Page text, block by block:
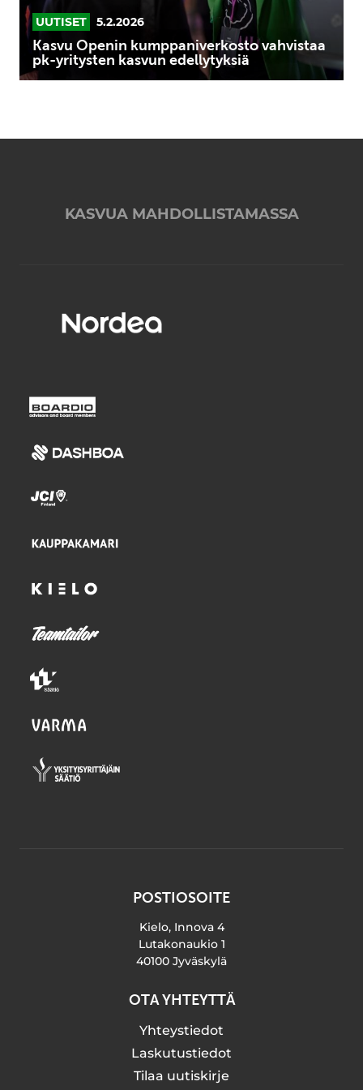
UUTISET 5.2.2026
Kasvu Openin kumppaniverkosto vahvistaa
pk-yritysten kasvun edellytyksiä
KASVUA MAHDOLLISTAMASSA
POSTIOSOITE
Kielo, Innova 4
Lutakonaukio 1
40100 Jyväskylä
OTA YHTEYTTÄ
Yhteystiedot
Laskutustiedot
Tilaa uutiskirje